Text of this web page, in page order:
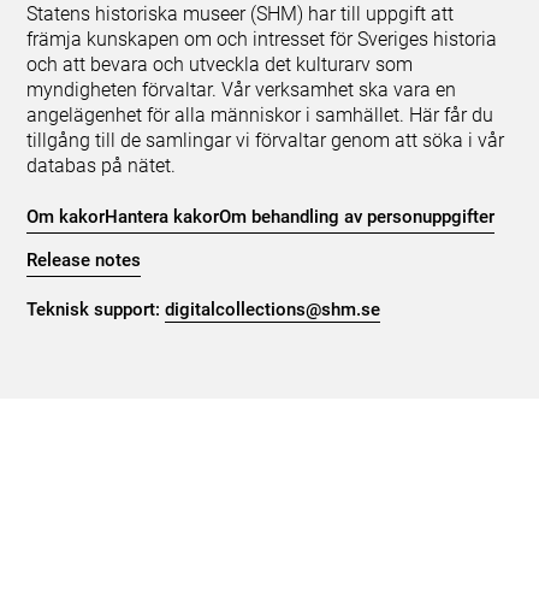
Statens historiska museer (SHM) har till uppgift att
främja kunskapen om och intresset för Sveriges historia
och att bevara och utveckla det kulturarv som
myndigheten förvaltar. Vår verksamhet ska vara en
angelägenhet för alla människor i samhället. Här får du
tillgång till de samlingar vi förvaltar genom att söka i vår
databas på nätet.
Om kakorHantera kakorOm behandling av personuppgifter
Release notes
Teknisk support:digitalcollections@shm.se